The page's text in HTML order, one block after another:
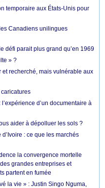
temporaire aux États-Unis pour
Canadiens unilingues
défi parait plus grand qu’en 1969
» ?
recherché, mais vulnérable aux
d’un documentaire à
aider à dépolluer les sols ?
: ce que les marchés
la convergence mortelle
grandes entreprises et
partent en fumée
la vie » : Justin Singo Nguma,